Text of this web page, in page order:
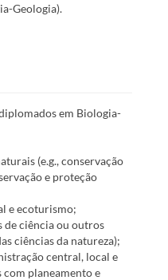
Geologia).
em Biologia-
(e.g., conservação
e proteção
e ecoturismo;
de ciência ou outros
ciências da natureza);
central, local e
com planeamento e